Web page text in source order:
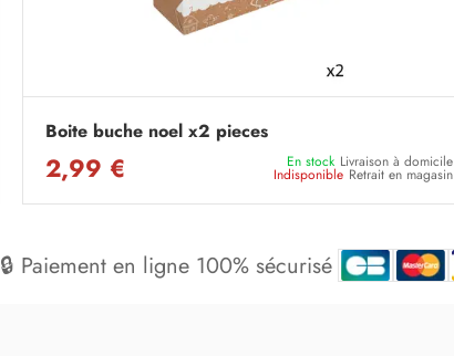
Boite buche noel x2 pieces
2,99 € En stock Livraison à domicile
Indisponible Retrait en magasin
🔒 Paiement en ligne 100% sécurisé